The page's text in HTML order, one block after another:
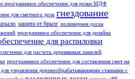
программное обеспечение для резки МДФ
для сметного дела гнездование
защита от брызг полимерная доска
программное обеспечение для дизайна
для распиловки
для расчета деревянных панелей
программное обеспечение для составления смет на
управления деревообрабатывающими станками с